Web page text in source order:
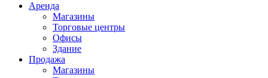
Аренда
Магазины
Торговые центры
Офисы
Здание
Продажа
Магазины